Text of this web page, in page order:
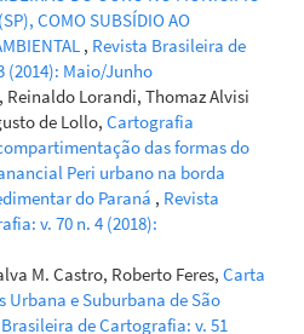
Terumi Fushita, José Eduardo dos
Planning and
of Watersheds and
Brazil. Open Journal of
Natale, Gustavo Brunetto
COMO SUBSÍDIO AO
, Revista Brasileira de
(2014): Maio/Junho
Reinaldo Lorandi, Thomaz Alvisi
de Lollo, Cartografia
das formas do
Peri urbano na borda
do Paraná , Revista
v. 70 n. 4 (2018):
M. Castro, Roberto Feres, Carta
Urbana e Suburbana de São
de Cartografia: v. 51